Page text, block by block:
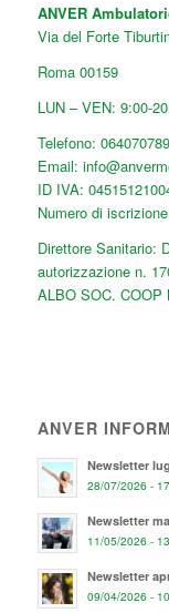
ANVER
Via del Forte
Roma 00159
LUN – VEN: 9:00-
Telefono: 064070789
Email:
ID IVA:
Numero di
Direttore Sanitario:
autorizzazione n.
ALBO SOC. COOP
ANVER
Newsletter
28/07/2026 -
Newsletter
11/05/2026 -
Newsletter
09/04/2026 -